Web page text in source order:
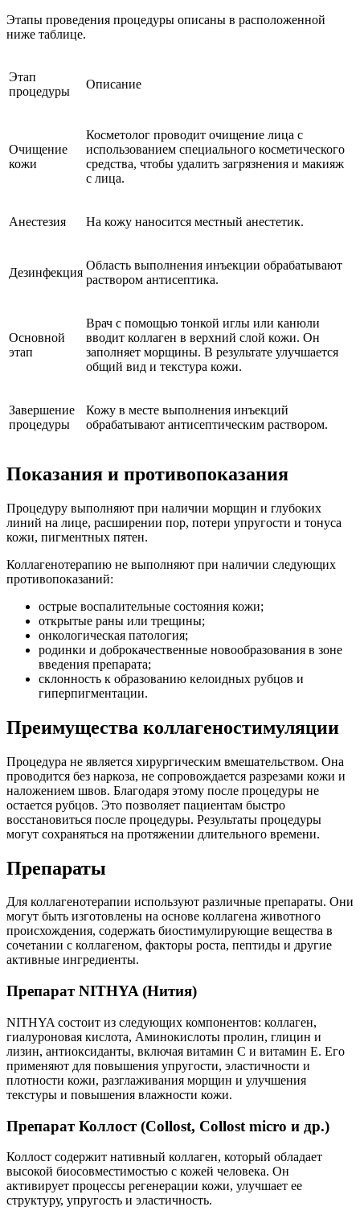
Этапы проведения процедуры описаны в расположенной
ниже таблице.
Этап
процедуры
Описание
Очищение
кожи
Косметолог проводит очищение лица с
использованием специального косметического
средства, чтобы удалить загрязнения и макияж
с лица.
Анестезия На кожу наносится местный анестетик.
Дезинфекция
Область выполнения инъекции обрабатывают
раствором антисептика.
Основной
этап
Врач с помощью тонкой иглы или канюли
вводит коллаген в верхний слой кожи. Он
заполняет морщины. В результате улучшается
общий вид и текстура кожи.
Завершение
процедуры
Кожу в месте выполнения инъекций
обрабатывают антисептическим раствором.
Показания и противопоказания
Процедуру выполняют при наличии морщин и глубоких
линий на лице, расширении пор, потери упругости и тонуса
кожи, пигментных пятен.
Коллагенотерапию не выполняют при наличии следующих
противопоказаний:
острые воспалительные состояния кожи;
открытые раны или трещины;
онкологическая патология;
родинки и доброкачественные новообразования в зоне
введения препарата;
склонность к образованию келоидных рубцов и
гиперпигментации.
Преимущества коллагеностимуляции
Процедура не является хирургическим вмешательством. Она
проводится без наркоза, не сопровождается разрезами кожи и
наложением швов. Благодаря этому после процедуры не
остается рубцов. Это позволяет пациентам быстро
восстановиться после процедуры. Результаты процедуры
могут сохраняться на протяжении длительного времени.
Препараты
Для коллагенотерапии используют различные препараты. Они
могут быть изготовлены на основе коллагена животного
происхождения, содержать биостимулирующие вещества в
сочетании с коллагеном, факторы роста, пептиды и другие
активные ингредиенты.
Препарат NITHYA (Нития)
NITHYA состоит из следующих компонентов: коллаген,
гиалуроновая кислота, Аминокислоты пролин, глицин и
лизин, антиоксиданты, включая витамин С и витамин Е. Его
применяют для повышения упругости, эластичности и
плотности кожи, разглаживания морщин и улучшения
текстуры и повышения влажности кожи.
Препарат Коллост (Collost, Collost micro и др.)
Коллост содержит нативный коллаген, который обладает
высокой биосовместимостью с кожей человека. Он
активирует процессы регенерации кожи, улучшает ее
структуру, упругость и эластичность.